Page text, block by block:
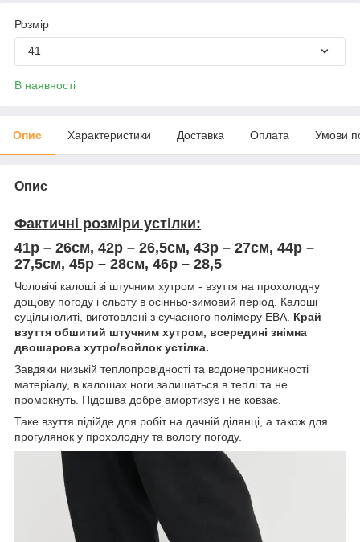
Розмір
41
В наявності
Опис Характеристики Доставка Оплата Умови
Опис
Фактичні розміри устілки:
41р – 26см, 42р – 26,5см, 43р – 27см, 44р –
27,5см, 45р – 28см, 46р – 28,5
Чоловічі калоші зі штучним хутром - взуття на прохолодну
дощову погоду і сльоту в осінньо-зимовий період. Калоші
суцільнолиті, виготовлені з сучасного полімеру ЕВА. Край
взуття обшитий штучним хутром, всередині знімна
двошарова хутро/войлок устілка.
Завдяки низькій теплопровідності та водонепроникності
матеріалу, в калошах ноги залишаться в теплі та не
промокнуть. Підошва добре амортизує і не ковзає.
Таке взуття підійде для робіт на дачній ділянці, а також для
прогулянок у прохолодну та вологу погоду.